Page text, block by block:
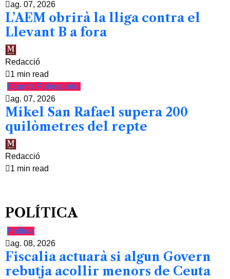
ag. 07, 2026
L’AEM obrirà la lliga contra el
Llevant B a fora
Redacció
1 min read
Esports Poliesportiu
ag. 07, 2026
Mikel San Rafael supera 200
quilòmetres del repte
Redacció
1 min read
POLÍTICA
Política
ag. 08, 2026
Fiscalia actuarà si algun Govern
rebutja acollir menors de Ceuta